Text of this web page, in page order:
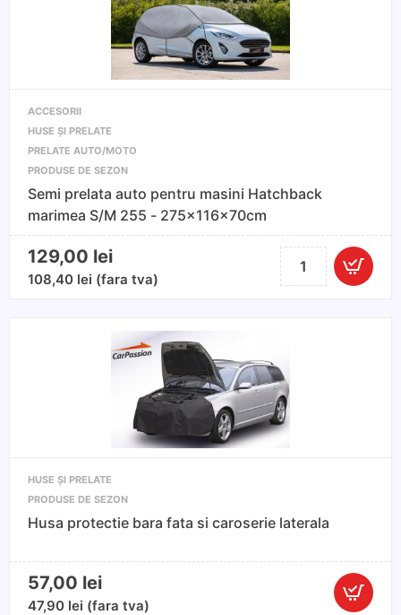
145-
165
cm
ACCESORII
HUSE ȘI PRELATE
PRELATE AUTO/MOTO
PRODUSE DE SEZON
Semi prelata auto pentru masini Hatchback
marimea S/M 255 - 275x116x70cm
129,00 lei
108,40 lei (fara tva)
Cantitate
Semi
masini
Hatchback
marimea
S/M
HUSE ȘI PRELATE
PRODUSE DE SEZON
Husa protectie bara fata si caroserie laterala
57,00 lei
47,90 lei (fara tva)
Cantitate